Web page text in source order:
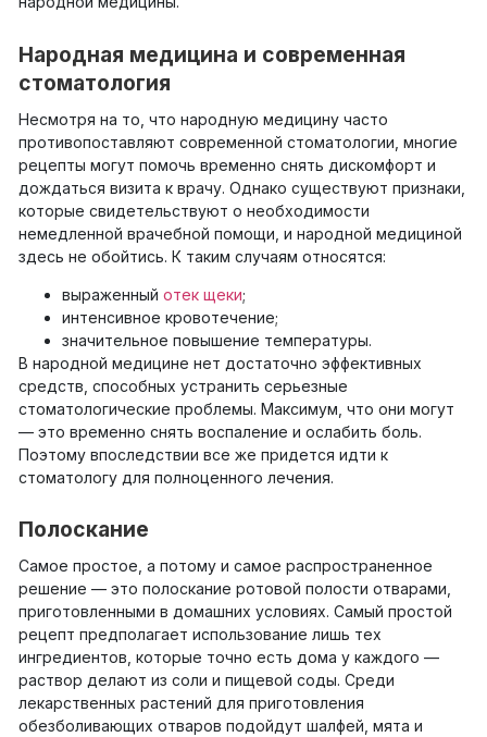
Народная медицина и современная
стоматология
Несмотря на то, что народную медицину часто
противопоставляют современной стоматологии, многие
рецепты могут помочь временно снять дискомфорт и
дождаться визита к врачу. Однако существуют признаки,
которые свидетельствуют о необходимости
немедленной врачебной помощи, и народной медициной
здесь не обойтись. К таким случаям относятся:
выраженный отек щеки;
интенсивное кровотечение;
значительное повышение температуры.
В народной медицине нет достаточно эффективных
средств, способных устранить серьезные
стоматологические проблемы. Максимум, что они могут
— это временно снять воспаление и ослабить боль.
Поэтому впоследствии все же придется идти к
стоматологу для полноценного лечения.
Полоскание
Самое простое, а потому и самое распространенное
решение — это полоскание ротовой полости отварами,
приготовленными в домашних условиях. Самый простой
рецепт предполагает использование лишь тех
ингредиентов, которые точно есть дома у каждого —
раствор делают из соли и пищевой соды. Среди
лекарственных растений для приготовления
обезболивающих отваров подойдут шалфей, мята и